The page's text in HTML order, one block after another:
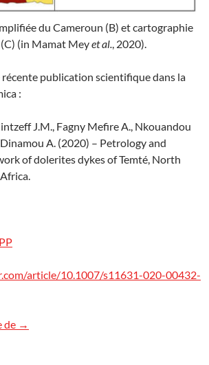
du Cameroun (B) et cartographie
(in Mamat Meyet al., 2020).
récente publication scientifique dans la
:
J.M., Fagny Mefire A., Nkouandou
Dinamou A. (2020) – Petrology and
of dolerites dykes of Temté, North
article/10.1007/s11631-020-00432-
de Des dykes géants au Cameroun
→